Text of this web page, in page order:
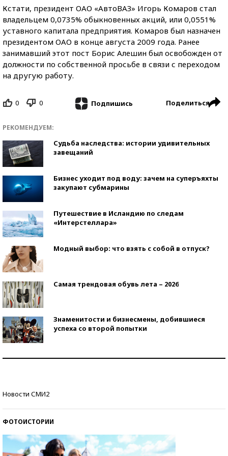
Кстати, президент ОАО «АвтоВАЗ» Игорь Комаров стал
владельцем 0,0735% обыкновенных акций, или 0,0551%
уставного капитала предприятия. Комаров был назначен
президентом ОАО в конце августа 2009 года. Ранее
занимавший этот пост Борис Алешин был освобожден от
должности по собственной просьбе в связи с переходом
на другую работу.
0 0 Подпишись Поделиться
РЕКОМЕНДУЕМ:
Судьба наследства: истории удивительных
завещаний
Бизнес уходит под воду: зачем на суперъяхты
закупают субмарины
Путешествие в Исландию по следам
«Интерстеллара»
Модный выбор: что взять с собой в отпуск?
Самая трендовая обувь лета – 2026
Знаменитости и бизнесмены, добившиеся
успеха со второй попытки
Новости СМИ2
ФОТОИСТОРИИ